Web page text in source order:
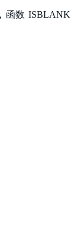
函数 ISBLANK